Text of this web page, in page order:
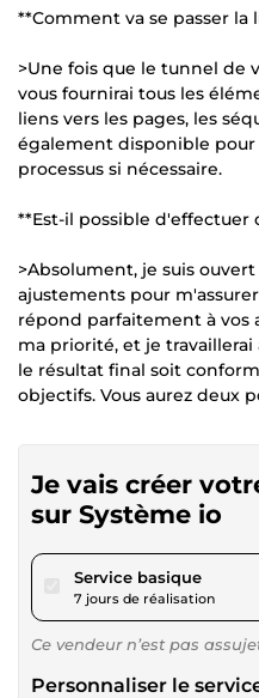
**Comment va se passer la
>Une fois que le tunnel de
vous fournirai tous les
liens vers les pages, les
également disponible pour
processus si nécessaire.
**Est-il possible d'effectuer
>Absolument, je suis
ajustements pour
répond parfaitement à vos
ma priorité, et je
le résultat final soit
objectifs. Vous aurez deux
Je vais créer
sur Système io
Service basiquepour
7 jours de réalisation
Ce vendeur n’est pas
Personnaliser le